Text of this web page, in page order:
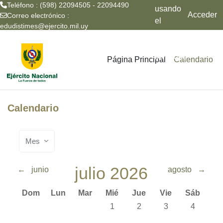
Teléfono : (598) 22094505 - 22094490
Correo electrónico :
edudistimes@ejercito.mil.uy
usando
el
acceso
invitados
Acceder
Página Principal Calendario
Calendario
Mes
← junio julio 2026 agosto →
Domingo
Dom Lunes
Lun Martes
Mar Miércoles
Mié Jueves
Jue Viernes
Vie Sábado
Sáb
Sin eventos, miércoles, 1 julio
1 Sin eventos, jueves, 2
2 Sin eventos,
3 Sin
4